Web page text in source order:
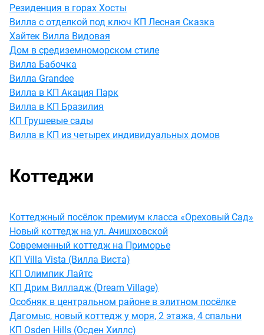
Резиденция в горах Хосты
Вилла с отделкой под ключ КП Лесная Сказка
Хайтек Вилла Видовая
Дом в средиземноморском стиле
Вилла Бабочка
Вилла Grandee
Вилла в КП Акация Парк
Вилла в КП Бразилия
КП Грушевые сады
Вилла в КП из четырех индивидуальных домов
Коттеджи
Коттеджный посёлок премиум класса «Ореховый Сад»
Новый коттедж на ул. Ачишховской
Современный коттедж на Приморье
КП Villa Vista (Вилла Виста)
КП Олимпик Лайтс
КП Дрим Вилладж (Dream Village)
Особняк в центральном районе в элитном посёлке
Дагомыс, новый коттедж у моря, 2 этажа, 4 спальни
КП Osden Hills (Осден Хиллс)